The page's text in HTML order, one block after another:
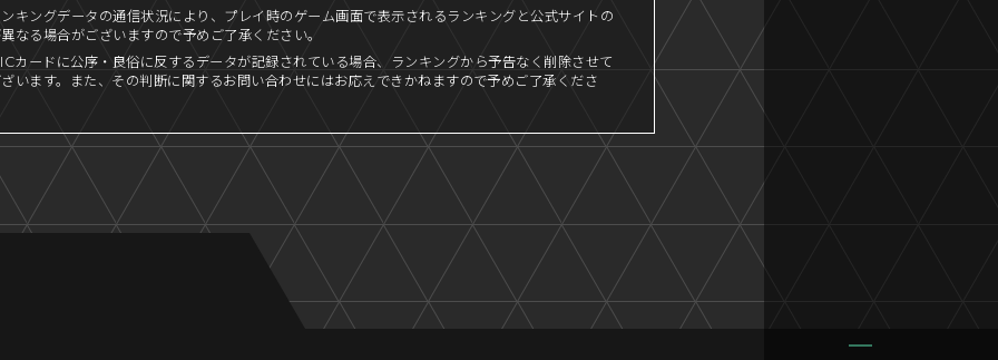
キングデータの通信状況により、プレイ時のゲーム画面で表示されるランキングと公式サイトの
なる場合がございますので予めご了承ください。
カードに公序・良俗に反するデータが記録されている場合、ランキングから予告なく削除させて
います。また、その判断に関するお問い合わせにはお応えできかねますので予めご了承くださ